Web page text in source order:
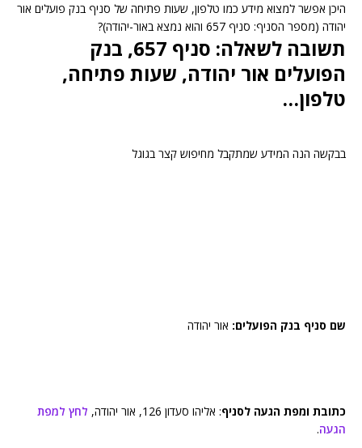
היכן אפשר למצוא מידע כמו טלפון, שעות פתיחה של סניף בנק פועלים אור
יהודה (מספר הסניף: סניף 657 והוא נמצא באור-יהודה)?
תשובה לשאלה: סניף 657, בנק
הפועלים אור יהודה, שעות פתיחה,
טלפון…
בבקשה הנה המידע שמתקבל מחיפוש קצר בגוגל
שם סניף בנק הפועלים: אור יהודה
כתובת ומפת הגעה לסניף: אליהו סעדון 126, אור יהודה,
לחץ למפת
הגעה.